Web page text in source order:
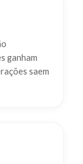
ganham
saem